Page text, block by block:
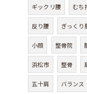
ギックリ腰 むち
反り腰 ぎっくり
小顔 整骨院
浜松市 整骨
五十肩 バランス